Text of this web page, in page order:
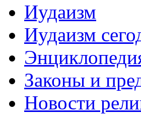
Иудаизм
Иудаизм
Законы и
Новости